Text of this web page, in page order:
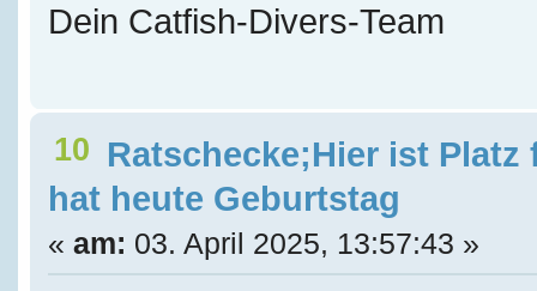
Dein Catfish-Divers-Team
10 Ratschecke;Hier ist
hat heute Geburtstag
« am: 03. April 2025, 13:57:43 »